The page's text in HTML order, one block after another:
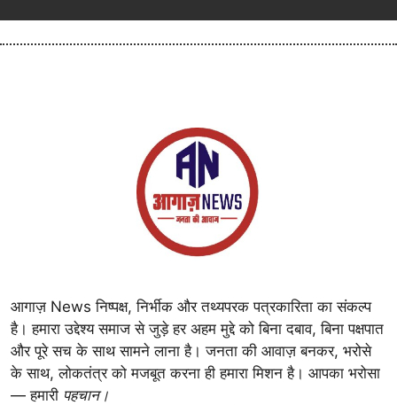
आगाज़ News निष्पक्ष, निर्भीक और तथ्यपरक पत्रकारिता का संकल्प
है। हमारा उद्देश्य समाज से जुड़े हर अहम मुद्दे को बिना दबाव, बिना पक्षपात
और पूरे सच के साथ सामने लाना है। जनता की आवाज़ बनकर, भरोसे
के साथ, लोकतंत्र को मजबूत करना ही हमारा मिशन है। आपका भरोसा
— हमारी पहचान।